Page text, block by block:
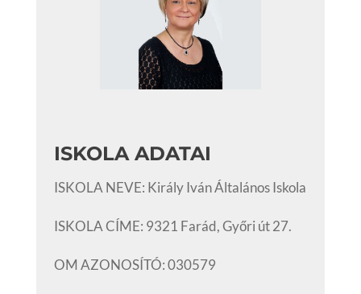
ISKOLA ADATAI
ISKOLA NEVE: Király Iván Általános Iskola
ISKOLA CÍME: 9321 Farád, Győri út 27.
OM AZONOSÍTÓ: 030579